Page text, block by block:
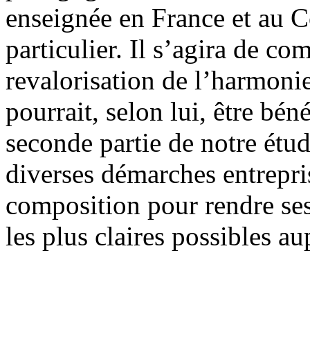
enseignée en France et au
particulier. Il s’agira de
revalorisation de
pourrait, selon lui, être
seconde partie de notre
diverses démarches
composition pour rendre
les plus claires possibles